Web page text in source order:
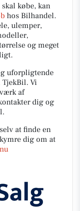
købe, kan
hos Bilhandel.
ulemper,
og meget
uforpligtende
TjekBil. Vi
af
dig og
at finde en
dig om at